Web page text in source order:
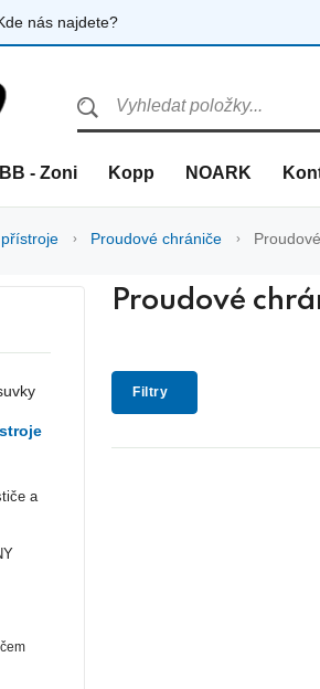
nás najdete?
- Zoni Kopp NOARK
Proudové chrániče
Proudové
Filtry
a